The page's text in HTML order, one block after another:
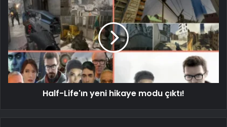
Half-Life'ın yeni hikaye modu çıktı!